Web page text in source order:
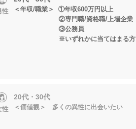
性
＜年収/職業＞ ①年収600万円以上
②専門職/資格職/上場企業
③公務員
※いずれかに当てはまる方
性
20代・30代
＜価値観＞ 多くの異性に出会いたい